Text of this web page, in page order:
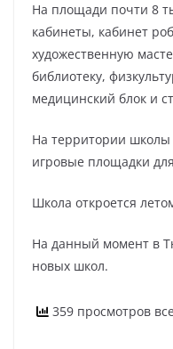
На площади почти 8
кабинеты, кабинет
художественную
библиотеку,
медицинский блок и
На территории школы
игровые площадки
Школа откроется
На данный момент в
новых школ.
359 просмотров